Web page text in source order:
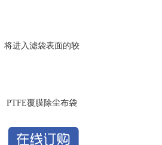
将进入滤袋表面的较
PTFE覆膜除尘布袋